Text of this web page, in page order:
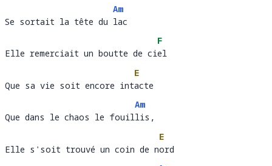
Se sortait la tête du
Am
lac
Se sortait la tête du lac
Elle remerciait un boutte de ci
F
el
Elle remerciait un boutte de ciel
Que sa vie soit encore int
E
ac
Que sa vie soit encore intacte
Que dans le chaos le fouil
Am
lis
Que dans le chaos le fouillis,
Elle s'soit trouvé un coin de n
E
or
Elle s'soit trouvé un coin de nord